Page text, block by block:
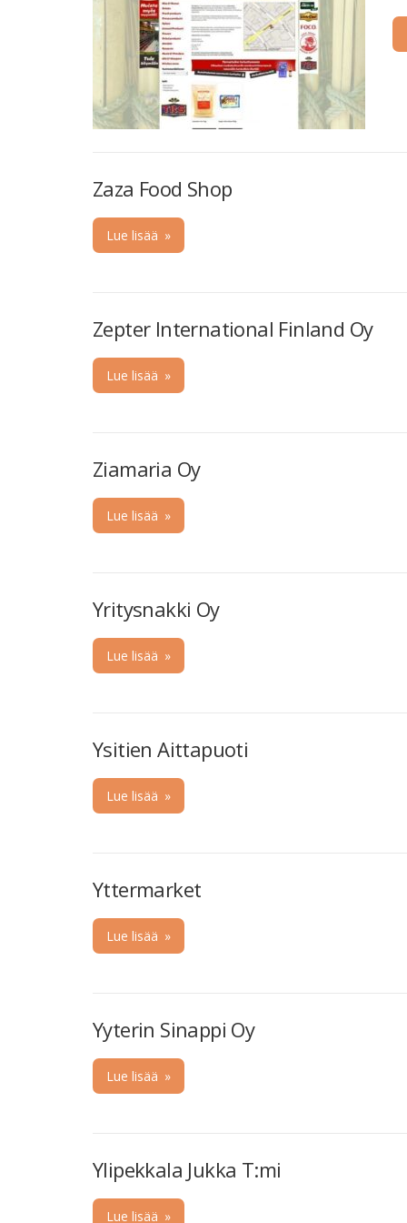
Zaza Food Shop
Lue lisää »
Zepter International Finland Oy
Lue lisää »
Ziamaria Oy
Lue lisää »
Yritysnakki Oy
Lue lisää »
Ysitien Aittapuoti
Lue lisää »
Yttermarket
Lue lisää »
Yyterin Sinappi Oy
Lue lisää »
Ylipekkala Jukka T:mi
Lue lisää »